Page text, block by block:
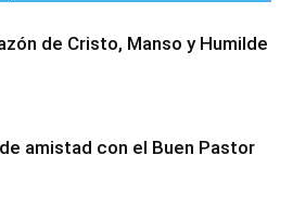
de Cristo, Manso y Humilde
amistad con el Buen Pastor